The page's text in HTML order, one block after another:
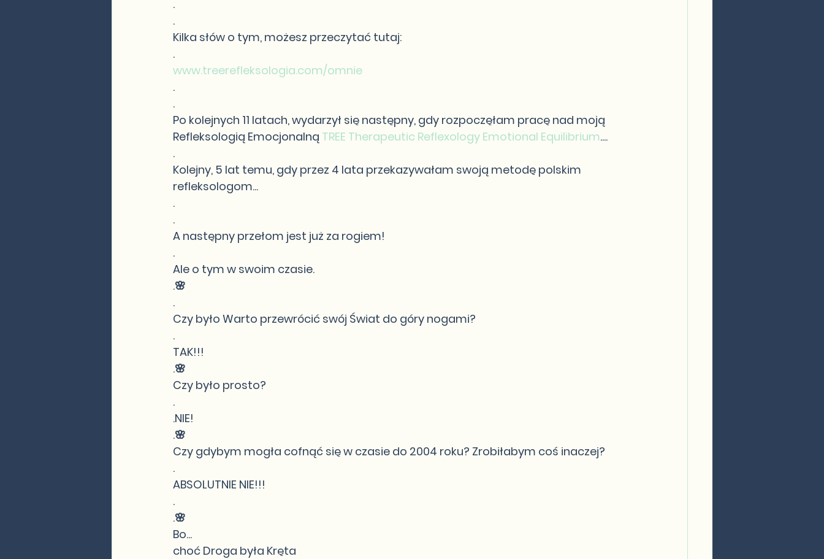
.
.
Kilka słów o tym, możesz przeczytać tutaj:
.
www.treerefleksologia.com/omnie
.
.
Po kolejnych 11 latach, wydarzył się następny, gdy rozpoczęłam pracę nad moją
Refleksologią Emocjonalną TREE Therapeutic Reflexology Emotional Equilibrium....
.
Kolejny, 5 lat temu, gdy przez 4 lata przekazywałam swoją metodę polskim
refleksologom...
.
.
A następny przełom jest już za rogiem!
.
Ale o tym w swoim czasie.
.🌸
.
Czy było Warto przewrócić swój Świat do góry nogami?
.
TAK!!!
.🌸
Czy było prosto?
.
.NIE!
.🌸
Czy gdybym mogła cofnąć się w czasie do 2004 roku? Zrobiłabym coś inaczej?
.
ABSOLUTNIE NIE!!!
.
.🌸
Bo...
choć Droga była Kręta